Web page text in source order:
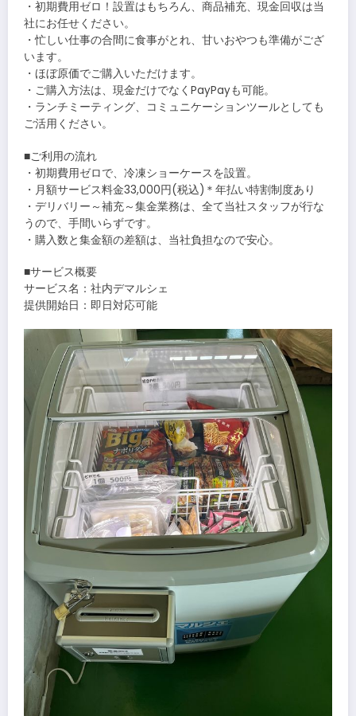
・初期費用ゼロ！設置はもちろん、商品補充、現金回収は当
社にお任せください。
・忙しい仕事の合間に食事がとれ、甘いおやつも準備がござ
います。
・ほぼ原価でご購入いただけます。
・ご購入方法は、現金だけでなくPayPayも可能。
・ランチミーティング、コミュニケーションツールとしても
ご活用ください。
■ご利用の流れ
・初期費用ゼロで、冷凍ショーケースを設置。
・月額サービス料金33,000円(税込)＊年払い特割制度あり
・デリバリー～補充～集金業務は、全て当社スタッフが行な
うので、手間いらずです。
・購入数と集金額の差額は、当社負担なので安心。
■サービス概要
サービス名：社内デマルシェ
提供開始日：即日対応可能